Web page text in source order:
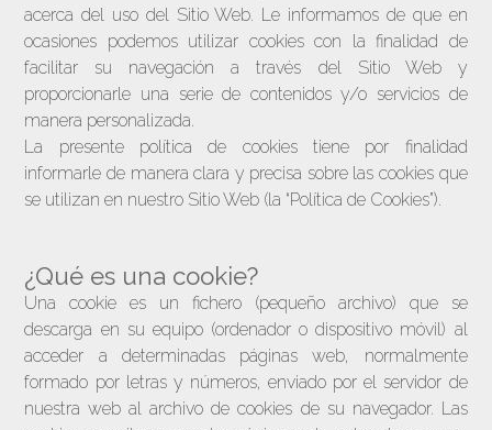
acerca del uso del Sitio Web. Le informamos de que en
ocasiones podemos utilizar cookies con la finalidad de
facilitar su navegación a través del Sitio Web y
proporcionarle una serie de contenidos y/o servicios de
manera personalizada.
La presente política de cookies tiene por finalidad
informarle de manera clara y precisa sobre las cookies que
se utilizan en nuestro Sitio Web (la “Política de Cookies”).
¿Qué es una cookie?
Una cookie es un fichero (pequeño archivo) que se
descarga en su equipo (ordenador o dispositivo móvil) al
acceder a determinadas páginas web, normalmente
formado por letras y números, enviado por el servidor de
nuestra web al archivo de cookies de su navegador. Las